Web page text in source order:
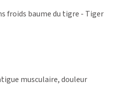
froids baume du tigre - Tiger
musculaire, douleur